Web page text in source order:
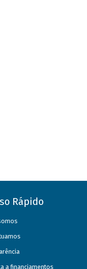
Rápido
a financiamentos